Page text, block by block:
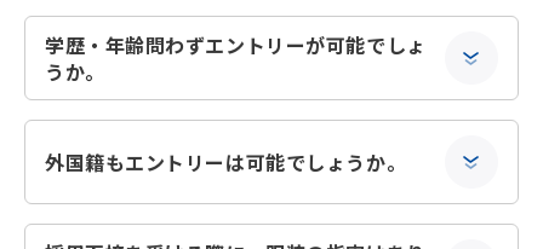
学歴・年齢問わずエントリーが可能でしょ
うか。
外国籍もエントリーは可能でしょうか。